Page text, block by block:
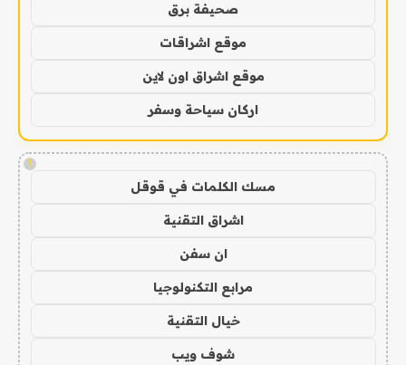
صحيفة برق
موقع اشراقات
موقع اشراق اون لاين
اركان سياحة وسفر
!
مسك الكلمات في قوقل
اشراق التقنية
ان سفن
مرابع التكنولوجيا
خيال التقنية
شوف ويب